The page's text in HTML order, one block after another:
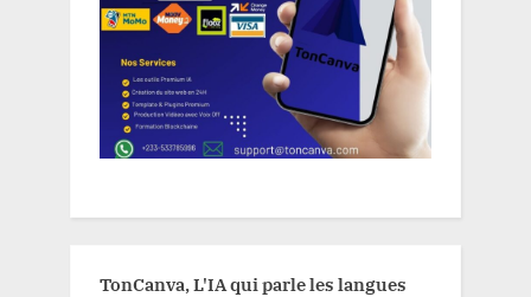
TonCanva, L'IA qui parle les langues